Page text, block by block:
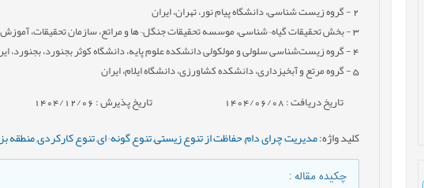
2- گروه زیست شناسی، دانشگاه پیام نور، تهران، ایران
3- بخش تحقیقات گیاه¬شناسی، موسسه تحقیقات جنگل¬ها و مراتع، سازمان تحقیقات، آموزش
4- گروه زیست‌شناسی سلولی و مولکولی دانشکده علوم پایه، دانشگاه کوثر بجنورد، بجنورد،
5- گروه مرتع و آبخیزداری، دانشکده کشاورزی، دانشگاه ایلام، ایران
تاریخ دریافت : 1404/06/08 تاریخ پذیرش : 1404/12/06
کلید واژه:مدیریت چرای دام,حفاظت از تنوع زیستی,تنوع گونه¬ای,تنوع کارکردی,منطقه
چکیده مقاله: